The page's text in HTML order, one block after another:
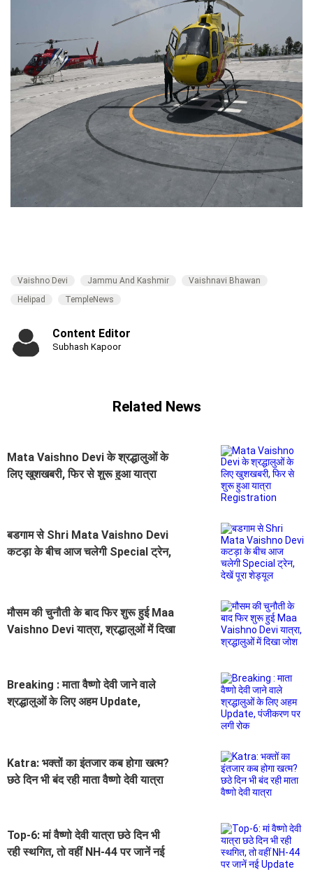
Vaishno Devi Jammu And Kashmir
Vaishnavi Bhawan
Helipad
TempleNews
Content Editor
Subhash Kapoor
Related News
Mata Vaishno Devi के श्रद्धालुओं के
लिए खुशखबरी, फिर से शुरू हुआ यात्रा
बडगाम से Shri Mata Vaishno Devi
कटड़ा के बीच आज चलेगी Special ट्रेन,
मौसम की चुनौती के बाद फिर शुरू हुई Maa
Vaishno Devi यात्रा, श्रद्धालुओं में दिखा
Breaking : माता वैष्णो देवी जाने वाले
श्रद्धालुओं के लिए अहम Update,
Katra: भक्तों का इंतजार कब होगा खत्म?
छठे दिन भी बंद रही माता वैष्णो देवी यात्रा
Top-6: मां वैष्णो देवी यात्रा छठे दिन भी
रही स्थगित, तो वहीं NH-44 पर जानें नई